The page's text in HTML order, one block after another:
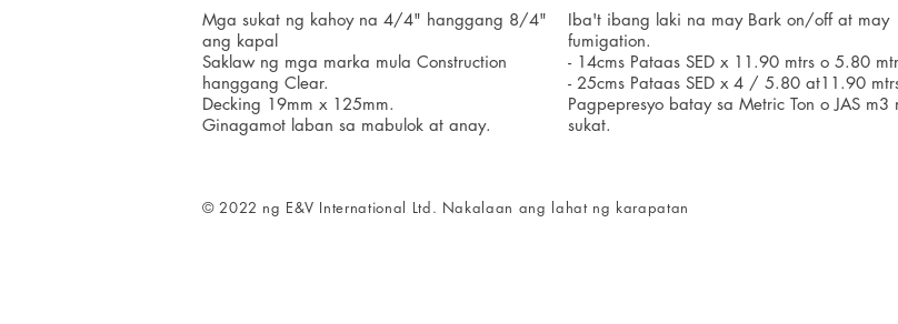
Mga sukat ng kahoy na 4/4" hanggang 8/4"
ang kapal
Saklaw ng mga marka mula Construction
hanggang Clear.
Decking 19mm x 125mm.
Ginagamot laban sa mabulok at anay.
Iba't ibang laki na may Bark on/off at may
fumigation.
- 14cms Pataas SED x 11.90 mtrs o 5.80
- 25cms Pataas SED x 4 / 5.80 at11.90
Pagpepresyo batay sa Metric Ton o JAS m3
sukat.
© 2022 ng E&V International Ltd. Nakalaan ang lahat ng karapatan